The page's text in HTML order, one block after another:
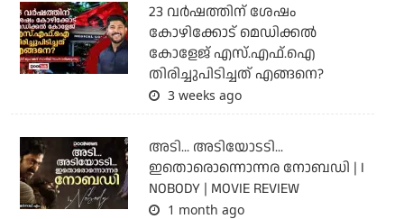
23 വർഷത്തിന് ശേഷം
കോഴിക്കോട് മെഡിക്കൽ
കോളേജ് എസ്.എഫ്.ഐ
തിരിച്ചുപിടിച്ചത് എങ്ങനെ?
3 weeks ago
അടി... അടിയോടടി...
ഇതൊരൊന്നൊന്നര നോബഡി | I
NOBODY | MOVIE REVIEW
1 month ago